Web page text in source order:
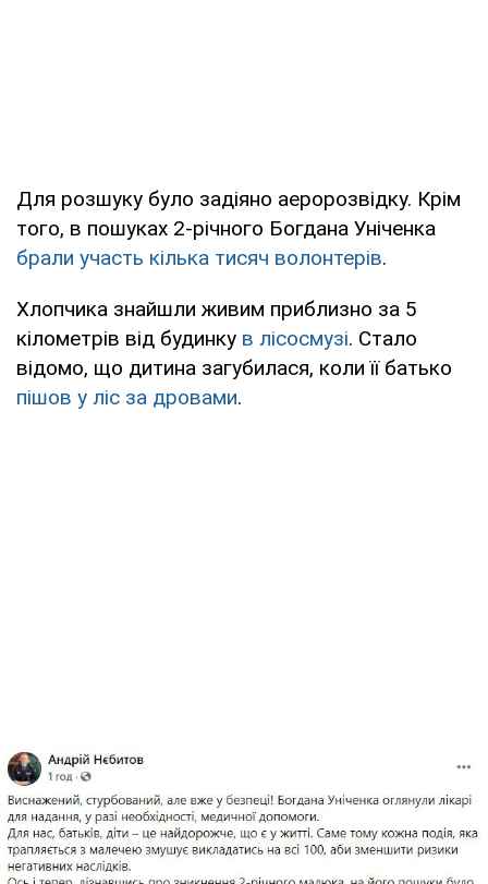
Для розшуку було задіяно аеророзвідку. Крім
того, в пошуках 2-річного Богдана Уніченка
брали участь кілька тисяч волонтерів.
Хлопчика знайшли живим приблизно за 5
кілометрів від будинку в лісосмузі. Стало
відомо, що дитина загубилася, коли її батько
пішов у ліс за дровами.